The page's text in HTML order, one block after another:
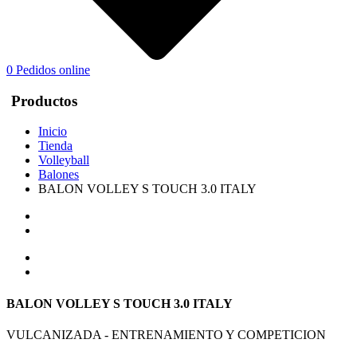
0 Pedidos online
Productos
Inicio
Tienda
Volleyball
Balones
BALON VOLLEY S TOUCH 3.0 ITALY
BALON VOLLEY S TOUCH 3.0 ITALY
VULCANIZADA - ENTRENAMIENTO Y COMPETICION